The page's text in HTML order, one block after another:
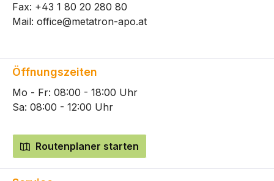
Fax: +43 1 80 20 280 80
Mail: office@metatron-apo.at
Öffnungszeiten
Mo - Fr: 08:00 - 18:00 Uhr
Sa: 08:00 - 12:00 Uhr
Routenplaner starten